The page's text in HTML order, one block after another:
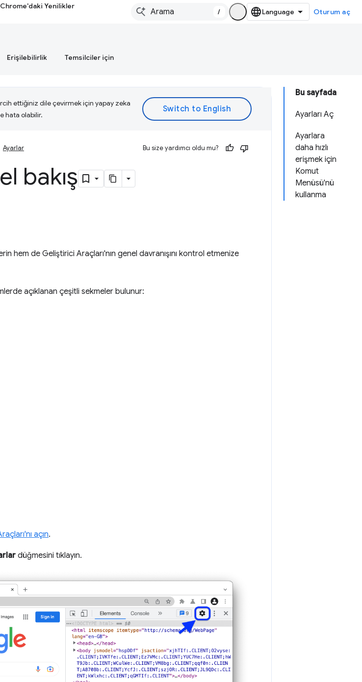
Chrome'daki Yenilikler
/ Oturum aç
Erişilebilirlik Temsilciler için
Bu sayfada
Ayarları Aç
Ayarlara
daha hızlı
erişmek için
Komut
Menüsü'nü
kullanma
ettiğiniz dile çevirmek için yapay zeka
hata olabilir.
Ayarlar Bu size yardımcı oldu mu?
bakış
hem de Geliştirici Araçları'nın genel davranışını kontrol etmenize
açıklanan çeşitli sekmeler bulunur:
açın.
düğmesini tıklayın.